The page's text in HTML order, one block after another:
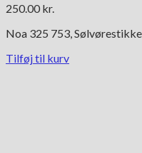
250.00 kr.
Noa 325 753,
Tilføj til kurv